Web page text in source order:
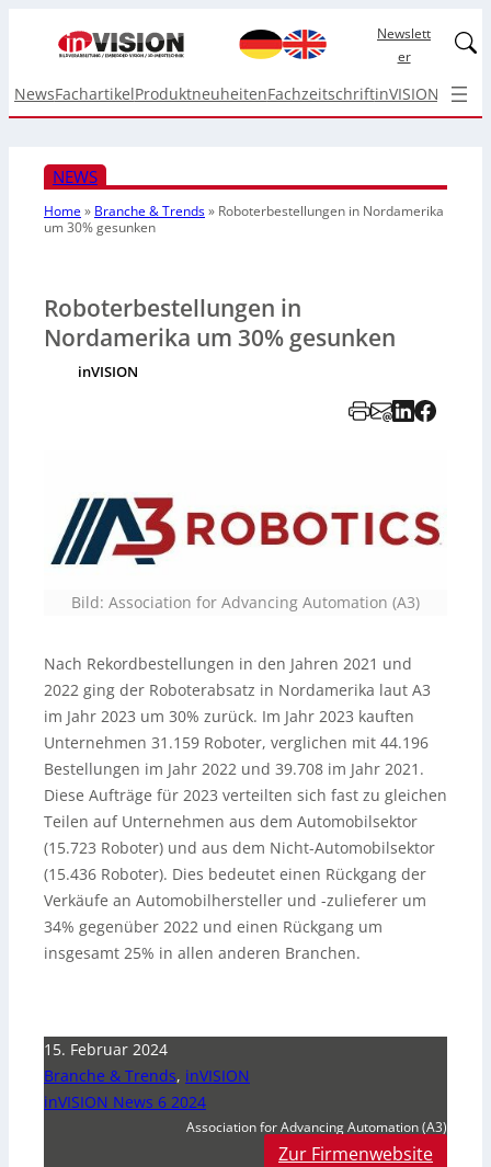
Newslett
er
NewsFachartikelProduktneuheitenFachzeitschriftinVISION Top
NEWS
Home» Branche & Trends» Roboterbestellungen in Nordamerika
um 30% gesunken
Roboterbestellungen in
Nordamerika um 30% gesunken
inVISION
Bild: Association for Advancing Automation (A3)
Nach Rekordbestellungen in den Jahren 2021 und
2022 ging der Roboterabsatz in Nordamerika laut A3
im Jahr 2023 um 30% zurück. Im Jahr 2023 kauften
Unternehmen 31.159 Roboter, verglichen mit 44.196
Bestellungen im Jahr 2022 und 39.708 im Jahr 2021.
Diese Aufträge für 2023 verteilten sich fast zu gleichen
Teilen auf Unternehmen aus dem Automobilsektor
(15.723 Roboter) und aus dem Nicht-Automobilsektor
(15.436 Roboter). Dies bedeutet einen Rückgang der
Verkäufe an Automobilhersteller und -zulieferer um
34% gegenüber 2022 und einen Rückgang um
insgesamt 25% in allen anderen Branchen.
15. Februar 2024
Branche & Trends, inVISION
inVISION News 6 2024
Association for Advancing Automation (A3)
Zur Firmenwebsite